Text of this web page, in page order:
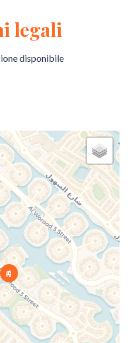
legali
disponibile